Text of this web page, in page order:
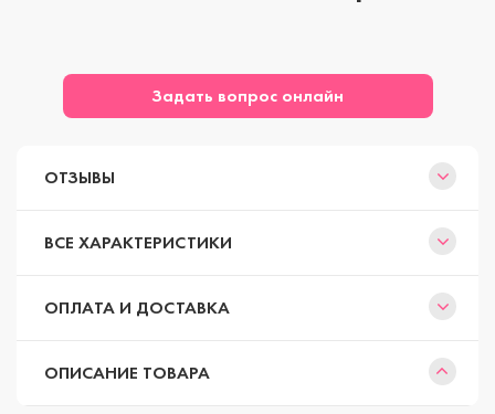
Задать вопрос онлайн
ОТЗЫВЫ
ВСЕ ХАРАКТЕРИСТИКИ
ОПЛАТА И ДОСТАВКА
ОПИСАНИЕ ТОВАРА